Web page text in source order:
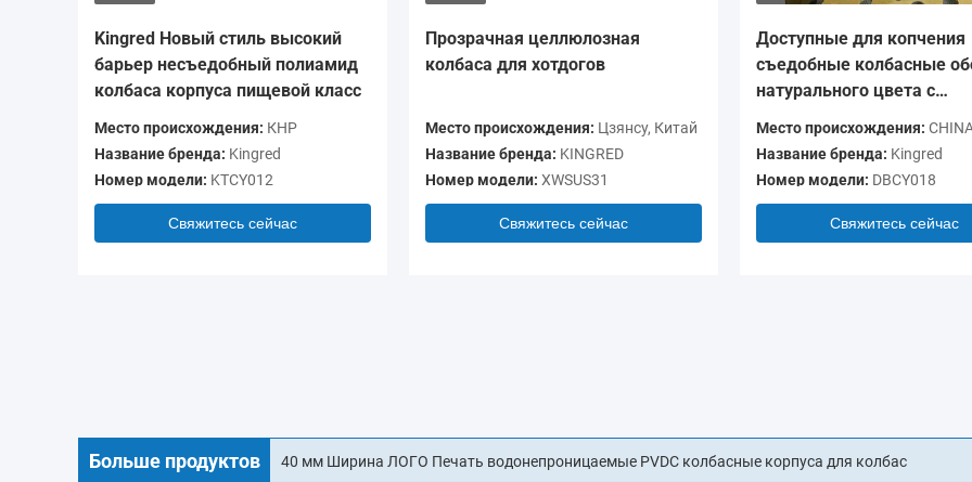
Kingred Новый стиль высокий
барьер несъедобный полиамид
колбаса корпуса пищевой класс
Место происхождения: КНР
Название бренда: Kingred
Номер модели: KTCY012
Свяжитесь сейчас
Прозрачная целлюлозная
колбаса для хотдогов
Место происхождения: Цзянсу, Китай
Название бренда: KINGRED
Номер модели: XWSUS31
Свяжитесь сейчас
Доступные для копчения
съедобные колбасные
натурального цвета с
Место происхождения:
Название бренда: Kingred
Номер модели: DBCY018
Свяжитесь сейчас
Больше продуктов Продовольственный OEM дизайн пластиковый колбасный корпус для колбас